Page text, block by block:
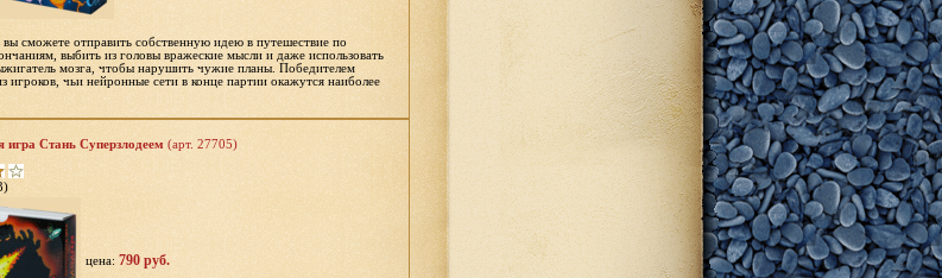
вы сможете отправить собственную идею в путешествие по
выбить из головы вражеские мысли и даже использовать
мозга, чтобы нарушить чужие планы. Победителем
игроков, чьи нейронные сети в конце партии окажутся наиболее
игра Стань Суперзлодеем (арт. 27705)
цена: 790 руб.